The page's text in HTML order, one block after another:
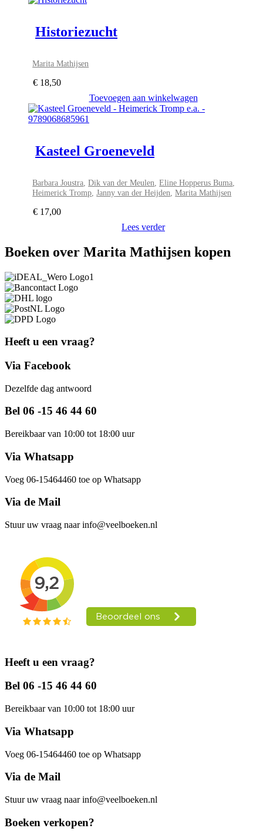
Historiezucht
Marita Mathijsen
€ 18,50
Toevoegen aan winkelwagen
Kasteel Groeneveld
Barbara Joustra ,Dik van der Meulen ,Eline Hopperus Buma
Heimerick Tromp ,Janny van der Heijden ,Marita Mathijsen
€ 17,00
Lees verder
Boeken over Marita Mathijsen kopen
Heeft u een vraag?
Via Facebook
Dezelfde dag antwoord
Bel 06 -15 46 44 60
Bereikbaar van 10:00 tot 18:00 uur
Via Whatsapp
Voeg 06-15464460 toe op Whatsapp
Via de Mail
Stuur uw vraag naar info@veelboeken.nl
Heeft u een vraag?
Bel 06 -15 46 44 60
Bereikbaar van 10:00 tot 18:00 uur
Via Whatsapp
Voeg 06-15464460 toe op Whatsapp
Via de Mail
Stuur uw vraag naar info@veelboeken.nl
Boeken verkopen?